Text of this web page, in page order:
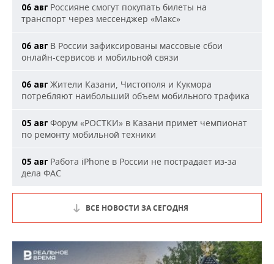
06 авг Россияне смогут покупать билеты на
транспорт через мессенджер «Макс»
06 авг В России зафиксированы массовые сбои
онлайн-сервисов и мобильной связи
06 авг Жители Казани, Чистополя и Кукмора
потребляют наибольший объем мобильного трафика
05 авг Форум «РОСТКИ» в Казани примет чемпионат
по ремонту мобильной техники
05 авг Работа iPhone в России не пострадает из-за
дела ФАС
ВСЕ НОВОСТИ ЗА СЕГОДНЯ